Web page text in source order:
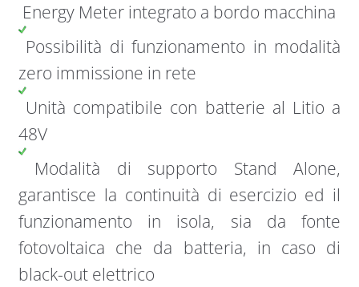
Energy Meter integrato a bordo macchina
Possibilità di funzionamento in modalità
zero immissione in rete
Unità compatibile con batterie al Litio a
48V
Modalità di supporto Stand Alone,
garantisce la continuità di esercizio ed il
funzionamento in isola, sia da fonte
fotovoltaica che da batteria, in caso di
black-out elettrico